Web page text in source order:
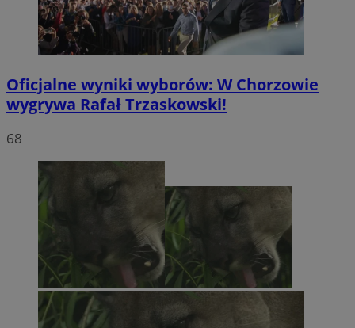
Oficjalne wyniki wyborów: W Chorzowie
wygrywa Rafał Trzaskowski!
68